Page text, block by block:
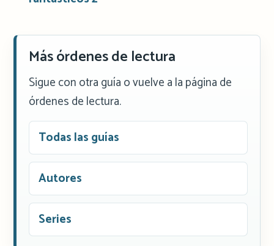
Más órdenes de lectura
Sigue con otra guía o vuelve a la página de
órdenes de lectura.
Todas las guías
Autores
Series